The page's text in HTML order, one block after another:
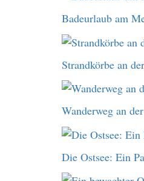
Badeurlaub am
Strandkörbe an
Wanderweg an
Die Ostsee: Ein